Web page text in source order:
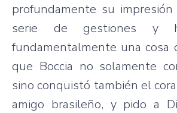
profundamente su
serie de gestiones y
fundamentalmente una cosa
que Boccia no solamente
sino conquistó también el
amigo brasileño, y pido a